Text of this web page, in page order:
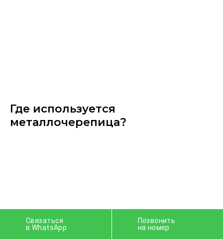
Где используется
металлочерепица?
Связаться
в WhatsApp
Позвонить
на номер